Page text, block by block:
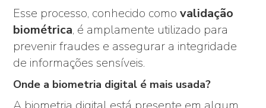
Esse processo, conhecido comovalidação
biométrica, é amplamente utilizado para
prevenir fraudes e assegurar a integridade
de informações sensíveis.
Onde a biometria digital é mais usada?